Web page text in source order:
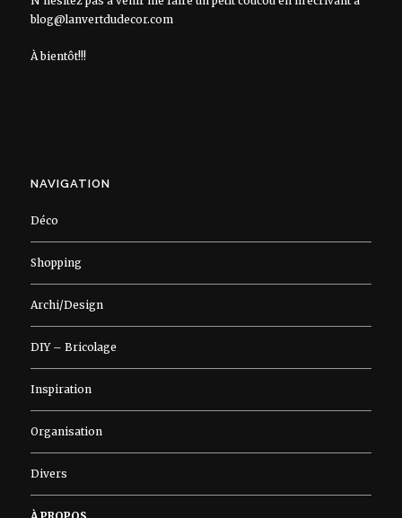
blog@lanvertdudecor.com
À bientôt!!!
NAVIGATION
Déco
Shopping
Archi/Design
DIY – Bricolage
Inspiration
Organisation
Divers